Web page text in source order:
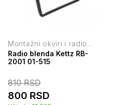
Montažni okviri i radio
blende
Radio blenda Kettz RB-
2001 01-515
810RSD
800 RSD